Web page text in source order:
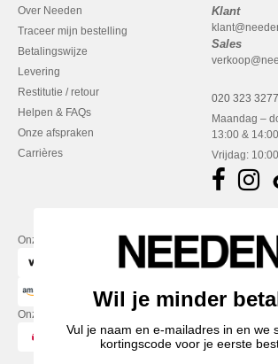
Over Needen
Traceer mijn bestelling
Betalingswijze
Levering
Restitutie / retour
Helpen & FAQs
Onze afspraken
Carrières
Klant
Sales
020 323 3277
Maandag –
13:00 &
Vrijdag:
Onze financiële partners
Onze transporteurs
Wil je minder
Vul je naam en e-mailadres in en we
kortingscode voor je eerste